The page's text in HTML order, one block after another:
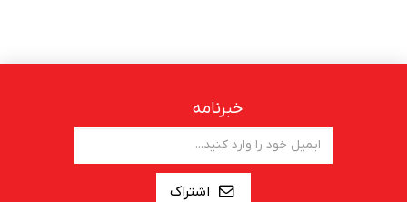
خبرنامه
اشتراک